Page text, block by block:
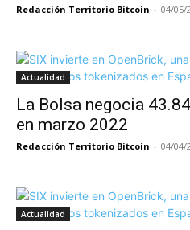
Redacción Territorio Bitcoin - 04/05/
Actualidad
La Bolsa negocia
en marzo 2022
Redacción Territorio Bitcoin - 04/04/
Actualidad